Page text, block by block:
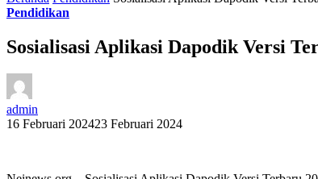
Pendidikan
Sosialisasi Aplikasi Dapodik Versi
admin
16 Februari 202423 Februari 2024